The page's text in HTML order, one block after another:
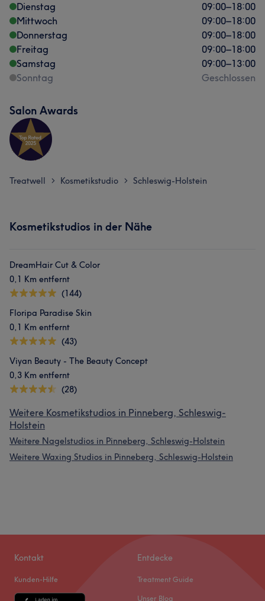
Dienstag
09:00–18:00
Mittwoch
09:00–18:00
Donnerstag
09:00–18:00
Freitag
09:00–18:00
Samstag
09:00–13:00
Sonntag
Geschlossen
Salon Awards
Treatwell > Kosmetikstudio > Schleswig-Holstein
Kosmetikstudios in der Nähe
DreamHair Cut & Color
0,1 Km entfernt
(144)
Floripa Paradise Skin
0,1 Km entfernt
(43)
Viyan Beauty - The Beauty Concept
0,3 Km entfernt
(28)
Weitere Kosmetikstudios in Pinneberg, Schleswig-
Holstein
Weitere Nagelstudios in Pinneberg, Schleswig-Holstein
Weitere Waxing Studios in Pinneberg, Schleswig-Holstein
Kontakt
Kunden-Hilfe
Entdecke
Treatment Guide
Unser Blog